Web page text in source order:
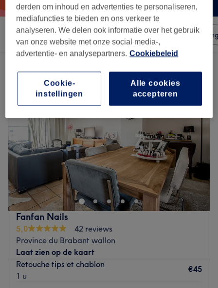
Sorteer op Salons Expresaanbiedingen
Fanfan Nails
5,0
42 reviews
Province du Brabant wallon
Laat zien op de kaart
Retouche tips et chablon
1 u
€45
derden om inhoud en advertenties te personaliseren,
mediafuncties te bieden en ons verkeer te
analyseren. We delen ook informatie over het gebruik
van onze website met onze social media-,
advertentie- en analysepartners. Cookiebeleid
Alle cookies
accepteren
Cookie-
instellingen